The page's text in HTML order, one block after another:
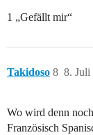
1 „Gefällt mir“
Takidoso 8. Juli
8
Wo wird denn
Französisch